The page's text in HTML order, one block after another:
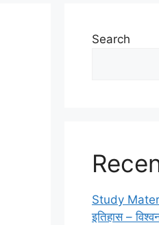
Search
Study
इतिहास –